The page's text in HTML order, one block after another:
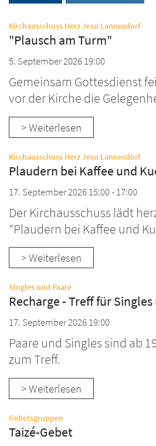
Kirchausschuss Herz Jesu Lannesdorf:
"Plausch am Turm"
5. September 2026 19:00
Gemeinsam Gottesdienst
vor der Kirche die
> Weiterlesen
Kirchausschuss Herz Jesu Lannesdorf:
Plaudern bei Kaffee und
17. September 2026 15:00 - 17:00
Der Kirchausschuss lädt
"Plaudern bei Kaffee und
> Weiterlesen
Singles und Paare:
Recharge - Treff für Singles
17. September 2026 19:00
Paare und Singles sind ab
zum Treff.
> Weiterlesen
Gebetsgruppen
Taizé-Gebet